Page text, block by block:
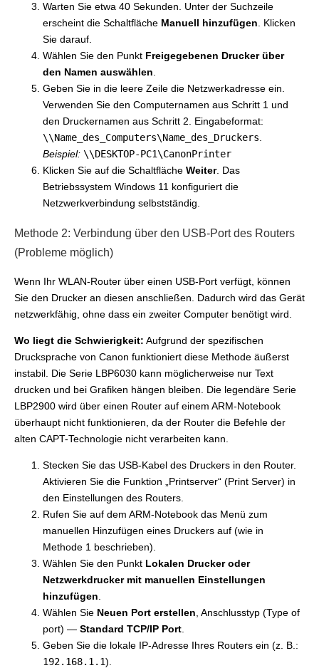
Warten Sie etwa 40 Sekunden. Unter der Suchzeile
erscheint die Schaltfläche Manuell hinzufügen. Klicken
Sie darauf.
Wählen Sie den Punkt Freigegebenen Drucker über
den Namen auswählen.
Geben Sie in die leere Zeile die Netzwerkadresse ein.
Verwenden Sie den Computernamen aus Schritt 1 und
den Druckernamen aus Schritt 2. Eingabeformat:
\\Name_des_Computers\Name_des_Druckers.
Beispiel: \\DESKTOP-PC1\CanonPrinter
Klicken Sie auf die Schaltfläche Weiter. Das
Betriebssystem Windows 11 konfiguriert die
Netzwerkverbindung selbstständig.
Methode 2: Verbindung über den USB-Port des Routers
(Probleme möglich)
Wenn Ihr WLAN-Router über einen USB-Port verfügt, können
Sie den Drucker an diesen anschließen. Dadurch wird das Gerät
netzwerkfähig, ohne dass ein zweiter Computer benötigt wird.
Wo liegt die Schwierigkeit: Aufgrund der spezifischen
Drucksprache von Canon funktioniert diese Methode äußerst
instabil. Die Serie LBP6030 kann möglicherweise nur Text
drucken und bei Grafiken hängen bleiben. Die legendäre Serie
LBP2900 wird über einen Router auf einem ARM-Notebook
überhaupt nicht funktionieren, da der Router die Befehle der
alten CAPT-Technologie nicht verarbeiten kann.
Stecken Sie das USB-Kabel des Druckers in den Router.
Aktivieren Sie die Funktion „Printserver“ (Print Server) in
den Einstellungen des Routers.
Rufen Sie auf dem ARM-Notebook das Menü zum
manuellen Hinzufügen eines Druckers auf (wie in
Methode 1 beschrieben).
Wählen Sie den Punkt Lokalen Drucker oder
Netzwerkdrucker mit manuellen Einstellungen
hinzufügen
Wählen Sie Neuen Port erstellen , Anschlusstyp (Type of
port) — Standard TCP/IP Port
Geben Sie die lokale IP-Adresse Ihres Routers ein (z. B.:
192.168.1.1).